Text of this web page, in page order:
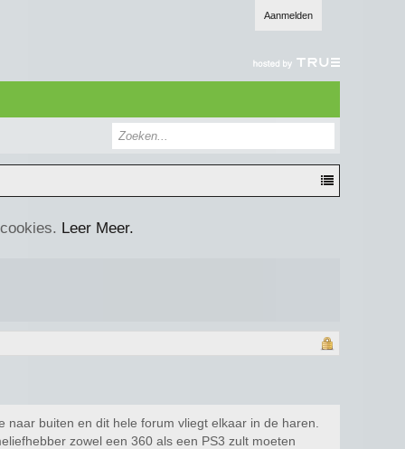
Aanmelden
Leer Meer.
buiten en dit hele forum vliegt elkaar in de haren.
zowel een 360 als een PS3 zult moeten